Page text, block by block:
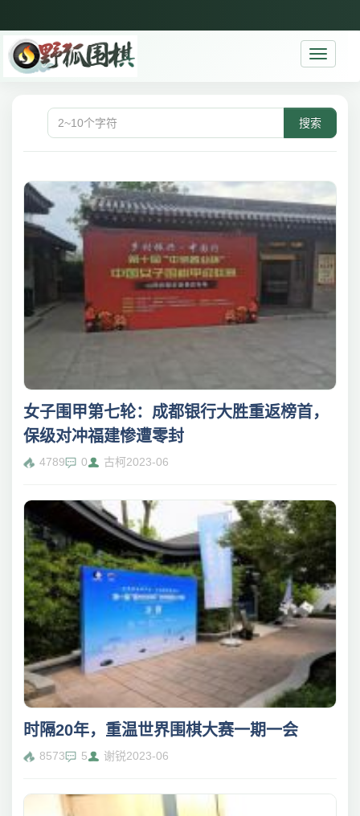
Toggle
搜索
女子围甲第七轮：成都银行大胜重返榜首，
保级对冲福建惨遭零封
4789 0 古柯2023-06
时隔20年，重温世界围棋大赛一期一会
8573 5 谢锐2023-06